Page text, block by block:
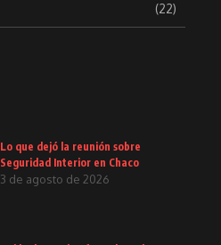
(22)
Lo que dejó la reunión sobre
Seguridad Interior en Chaco
3 de agosto de 2026